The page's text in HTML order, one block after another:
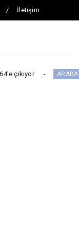
İletişim
ARABA KAMPANYALARI